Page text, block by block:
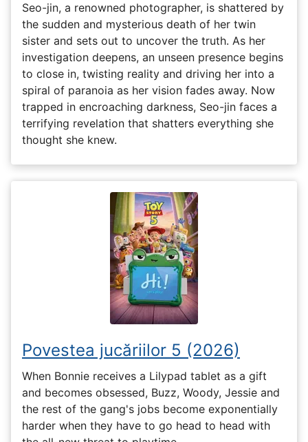
Seo-jin, a renowned photographer, is shattered by
the sudden and mysterious death of her twin
sister and sets out to uncover the truth. As her
investigation deepens, an unseen presence begins
to close in, twisting reality and driving her into a
spiral of paranoia as her vision fades away. Now
trapped in encroaching darkness, Seo-jin faces a
terrifying revelation that shatters everything she
thought she knew.
Povestea jucăriilor 5 (2026)
When Bonnie receives a Lilypad tablet as a gift
and becomes obsessed, Buzz, Woody, Jessie and
the rest of the gang's jobs become exponentially
harder when they have to go head to head with